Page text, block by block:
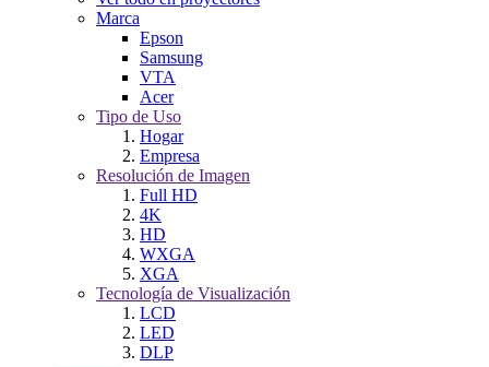
Marca
Epson
Samsung
VTA
Acer
Tipo de Uso
Hogar
Empresa
Resolución de Imagen
Full HD
4K
HD
WXGA
XGA
Tecnología de Visualización
LCD
LED
DLP